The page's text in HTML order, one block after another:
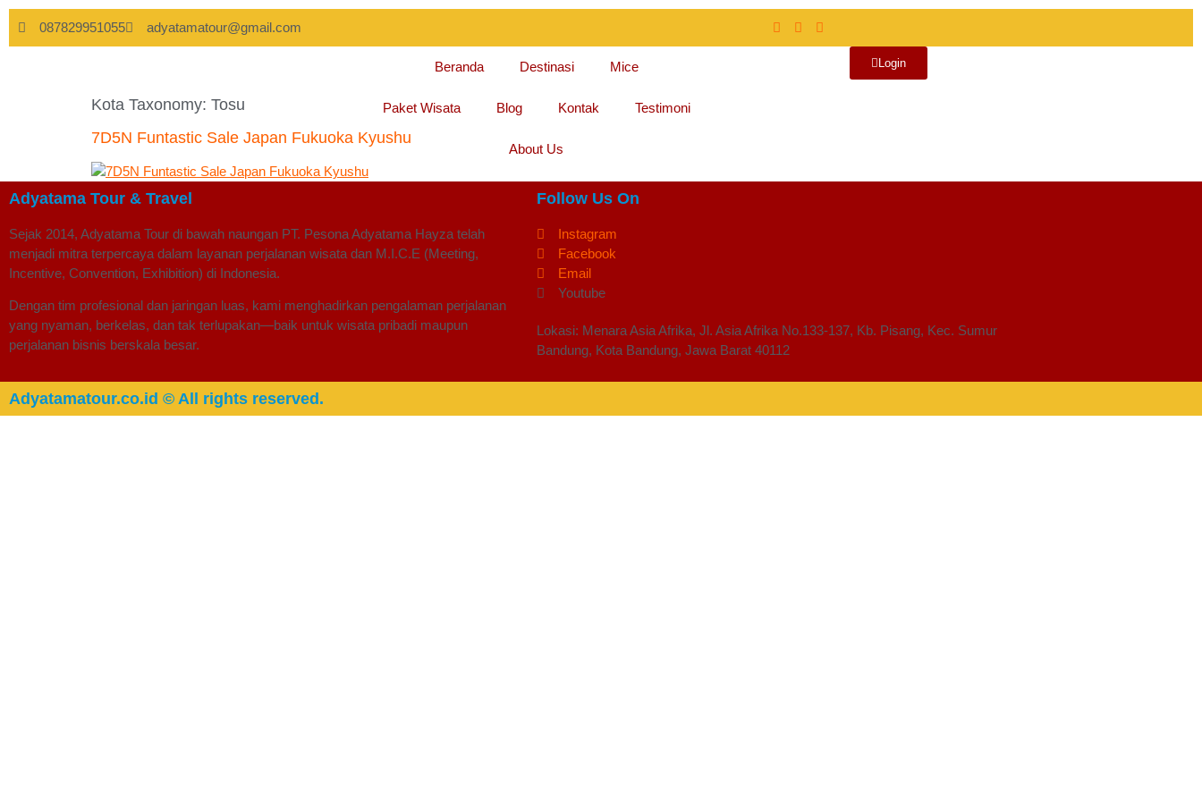
087829951055 adyatamatour@gmail.com
Beranda Destinasi Mice
Paket Wisata Blog Kontak Testimoni
About Us
Login
Kota Taxonomy: Tosu
7D5N Funtastic Sale Japan Fukuoka Kyushu
Adyatama Tour & Travel
Sejak 2014, Adyatama Tour di bawah naungan PT. Pesona Adyatama Hayza telah
menjadi mitra terpercaya dalam layanan perjalanan wisata dan M.I.C.E (Meeting,
Incentive, Convention, Exhibition) di Indonesia.
Dengan tim profesional dan jaringan luas, kami menghadirkan pengalaman perjalanan
yang nyaman, berkelas, dan tak terlupakan—baik untuk wisata pribadi maupun
perjalanan bisnis berskala besar.
Follow Us On
Instagram
Facebook
Email
Youtube
Lokasi: Menara Asia Afrika, Jl. Asia Afrika No.133-137, Kb. Pisang, Kec. Sumur
Bandung, Kota Bandung, Jawa Barat 40112
Adyatamatour.co.id © All rights reserved.